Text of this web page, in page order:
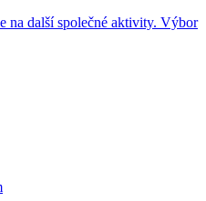
na další společné aktivity. Výbor